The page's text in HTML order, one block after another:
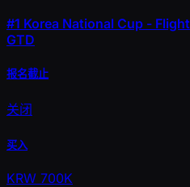
#1 Korea National Cup -
GTD
报名截止
关闭
买入
KRW 700K